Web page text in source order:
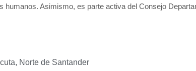
Asimismo, es parte activa del Consejo
Norte de Santander